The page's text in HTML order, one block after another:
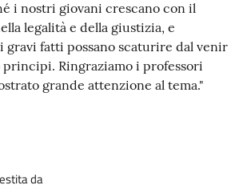
i nostri giovani crescano con il
legalità e della giustizia, e
gravi fatti possano scaturire dal venir
Ringraziamo i professori
grande attenzione al tema."
da